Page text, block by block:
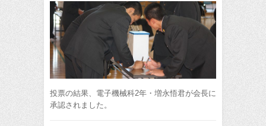
投票の結果、電子機械科2年・増永悟君が会長に
承認されました。